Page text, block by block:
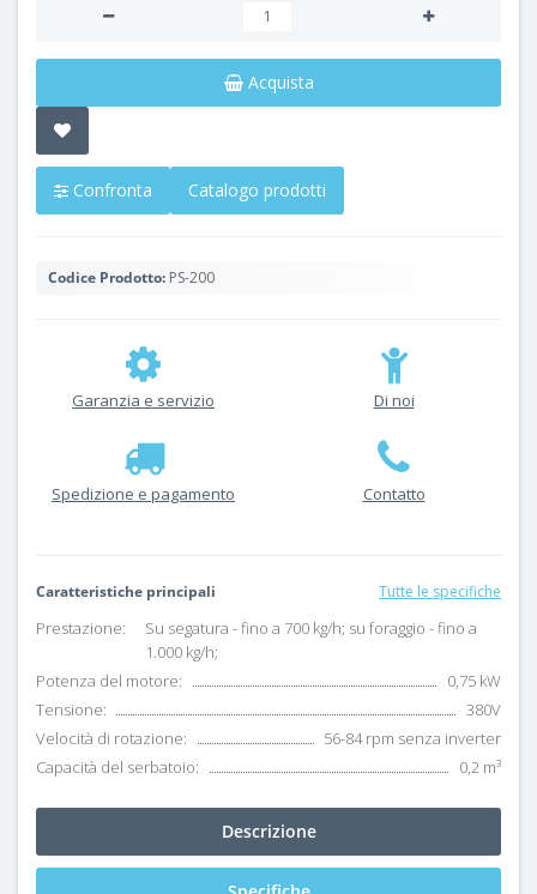
Acquista
Confronta Catalogo prodotti
Codice Prodotto: PS-200
Garanzia e servizio Di noi
Spedizione e pagamento Contatto
Caratteristiche principali Tutte le specifiche
Prestazione:
Su segatura - fino a 700 kg/h; su foraggio - fino a
1.000 kg/h;
Potenza del motore:
0,75 kW
Tensione:
380V
Velocità di rotazione:
56-84 rpm senza inverter
Capacità del serbatoio:
0,2 m³
Descrizione